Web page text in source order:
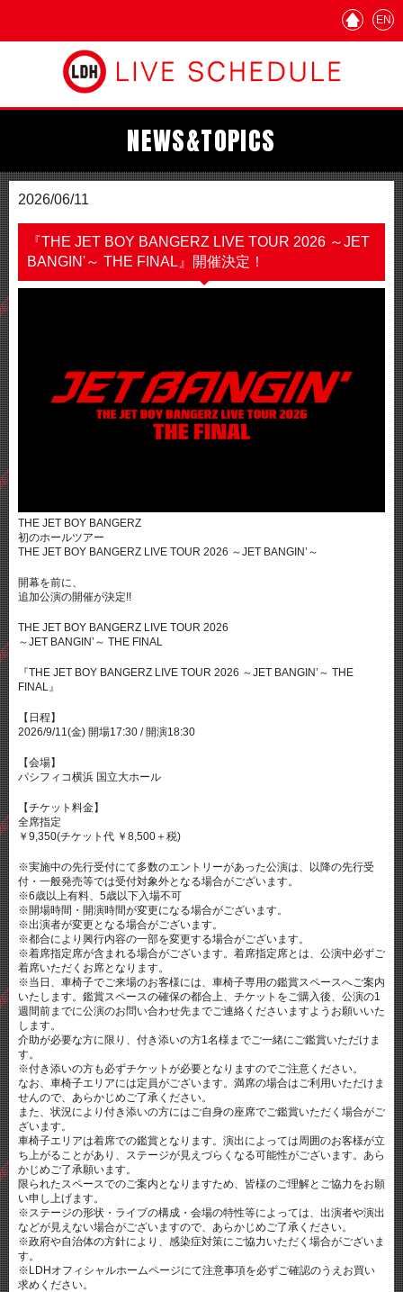
EN
NEWS&TOPICS
2026/06/11
『THE JET BOY BANGERZ LIVE TOUR 2026 ～JET
BANGIN'～ THE FINAL』開催決定！
THE JET BOY BANGERZ
初のホールツアー
THE JET BOY BANGERZ LIVE TOUR 2026 ～JET BANGIN’～
開幕を前に、
追加公演の開催が決定!!
THE JET BOY BANGERZ LIVE TOUR 2026
～JET BANGIN’～ THE FINAL
『THE JET BOY BANGERZ LIVE TOUR 2026 ～JET BANGIN’～ THE
FINAL』
【日程】
2026/9/11(金) 開場17:30 / 開演18:30
【会場】
パシフィコ横浜 国立大ホール
【チケット料金】
全席指定
￥9,350(チケット代 ￥8,500＋税)
※実施中の先行受付にて多数のエントリーがあった公演は、以降の先行受
付・一般発売等では受付対象外となる場合がございます。
※6歳以上有料、5歳以下入場不可
※開場時間・開演時間が変更になる場合がございます。
※出演者が変更となる場合がございます。
※都合により興行内容の一部を変更する場合がございます。
※着席指定席が含まれる場合がございます。着席指定席とは、公演中必ずご
着席いただくお席となります。
※当日、車椅子でご来場のお客様には、車椅子専用の鑑賞スペースへご案内
いたします。鑑賞スペースの確保の都合上、チケットをご購入後、公演の1
週間前までに公演のお問い合わせ先までご連絡くださいますようお願いいた
します。
介助が必要な方に限り、付き添いの方1名様までご一緒にご鑑賞いただけま
す。
※付き添いの方も必ずチケットが必要となりますのでご注意ください。
なお、車椅子エリアには定員がございます。満席の場合はご利用いただけま
せんので、あらかじめご了承ください。
また、状況により付き添いの方にはご自身の座席でご鑑賞いただく場合がご
ざいます。
車椅子エリアは着席での鑑賞となります。演出によっては周囲のお客様が立
ち上がることがあり、ステージが見えづらくなる可能性がございます。あら
かじめご了承願います。
限られたスペースでのご案内となりますため、皆様のご理解とご協力をお願
い申し上げます。
※ステージの形状・ライブの構成・会場の特性等によっては、出演者や演出
などが見えない場合がございますので、あらかじめご了承ください。
※政府や自治体の方針により、感染症対策にご協力いただく場合がございま
す。
※LDHオフィシャルホームページにて注意事項を必ずご確認のうえお買い
求めください。